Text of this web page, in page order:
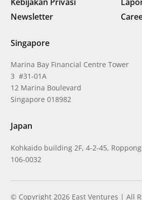
Newsletter
Singapore
Marina Bay Financial Centre Tower
3 #31-01A
12 Marina Boulevard
Singapore 018982
Japan
Kohkaido building 2F, 4-2-45,
106-0032
© Copyright 2026 East Ventures | All